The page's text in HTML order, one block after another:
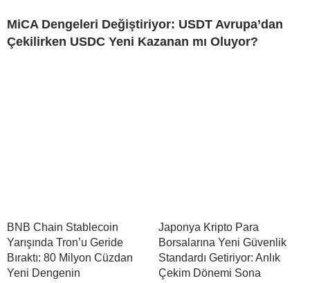
MiCA Dengeleri Değiştiriyor: USDT Avrupa’dan
Çekilirken USDC Yeni Kazanan mı Oluyor?
BNB Chain Stablecoin
Yarışında Tron’u Geride
Bıraktı: 80 Milyon Cüzdan
Yeni Dengenin
Japonya Kripto Para
Borsalarına Yeni Güvenlik
Standardı Getiriyor: Anlık
Çekim Dönemi Sona